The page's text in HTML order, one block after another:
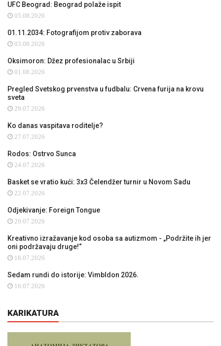
UFC Beograd: Beograd polaže ispit
05.08.2026
01.11.2034: Fotografijom protiv zaborava
03.08.2026
Oksimoron: Džez profesionalac u Srbiji
01.08.2026
Pregled Svetskog prvenstva u fudbalu: Crvena furija na krovu
sveta
29.07.2026
Ko danas vaspitava roditelje?
27.07.2026
Rodos: Ostrvo Sunca
24.07.2026
Basket se vratio kući: 3x3 Čelendžer turnir u Novom Sadu
22.07.2026
Odjekivanje: Foreign Tongue
20.07.2026
Kreativno izražavanje kod osoba sa autizmom - „Podržite ih jer
oni podržavaju druge!“
18.07.2026
Sedam rundi do istorije: Vimbldon 2026.
16.07.2026
KARIKATURA